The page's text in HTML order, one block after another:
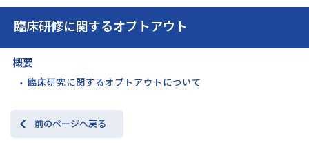
臨床研修に関するオプトアウト
概要
臨床研究に関するオプトアウトについて
前のページへ戻る